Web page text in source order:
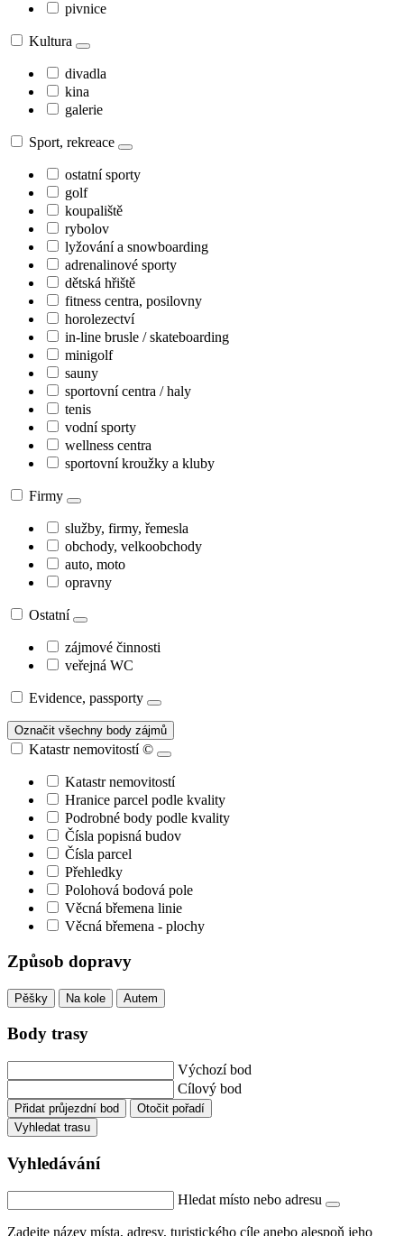
pivnice
Kultura
divadla
kina
galerie
Sport, rekreace
ostatní sporty
golf
koupaliště
rybolov
lyžování a snowboarding
adrenalinové sporty
dětská hřiště
fitness centra, posilovny
horolezectví
in-line brusle / skateboarding
minigolf
sauny
sportovní centra / haly
tenis
vodní sporty
wellness centra
sportovní kroužky a kluby
Firmy
služby, firmy, řemesla
obchody, velkoobchody
auto, moto
opravny
Ostatní
zájmové činnosti
veřejná WC
Evidence, passporty
Označit všechny body zájmů
Katastr nemovitostí©
Katastr nemovitostí
Hranice parcel podle kvality
Podrobné body podle kvality
Čísla popisná budov
Čísla parcel
Přehledky
Polohová bodová pole
Věcná břemena linie
Věcná břemena - plochy
Způsob dopravy
Pěšky Na kole Autem
Body trasy
Výchozí bod
Cílový bod
Přidat průjezdní bod
Otočit pořadí
Vyhledat trasu
Vyhledávání
Hledat místo nebo adresu
Zadejte název místa, adresy, turistického cíle anebo alespoň jeho